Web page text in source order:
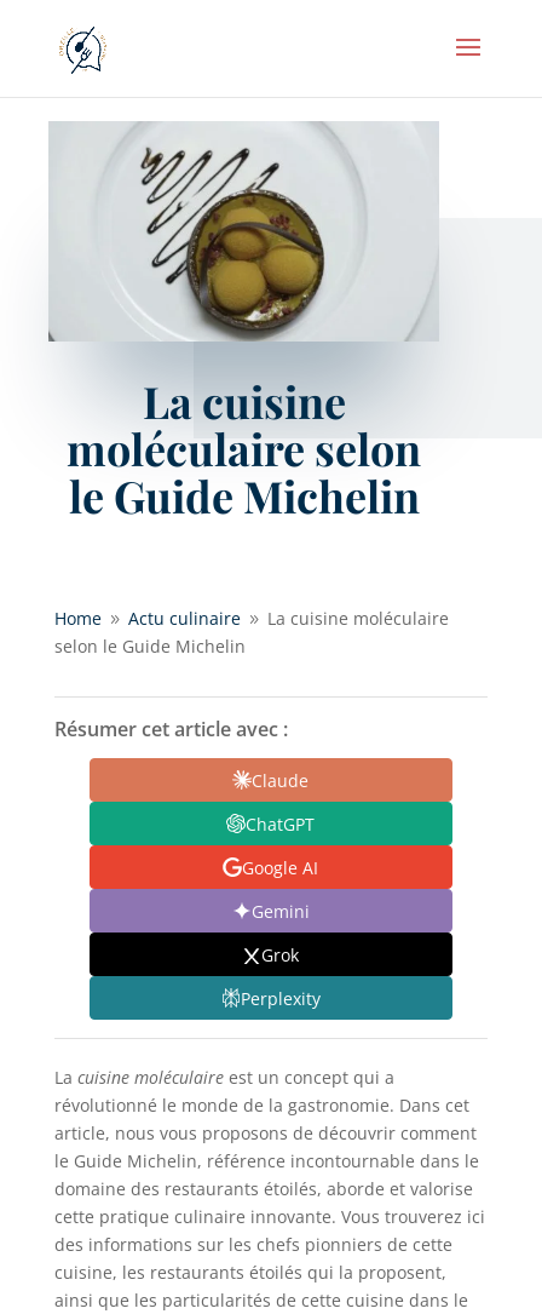
La cuisine
moléculaire selon
le Guide Michelin
Home 9 Actu culinaire 9 La cuisine moléculaire
selon le Guide Michelin
Résumer cet article avec :
Claude
ChatGPT
Google AI
Gemini
Grok
Perplexity
La cuisine moléculaireest un concept qui a
révolutionné le monde de la gastronomie. Dans cet
article, nous vous proposons de découvrir comment
le Guide Michelin, référence incontournable dans le
domaine des restaurants étoilés, aborde et valorise
cette pratique culinaire innovante. Vous trouverez ici
des informations sur les chefs pionniers de cette
cuisine, les restaurants étoilés qui la proposent,
ainsi que les particularités de cette cuisine dans le